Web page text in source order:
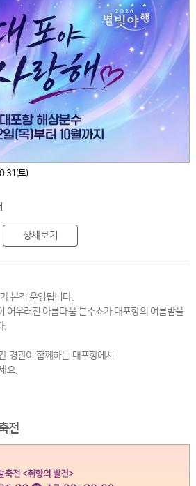
토)
상세보기
본격 운영됩니다.
어우러진 아름다움 분수쇼가 대포항의 여름밤을
.
경관이 함께하는 대포항에서
요.
전